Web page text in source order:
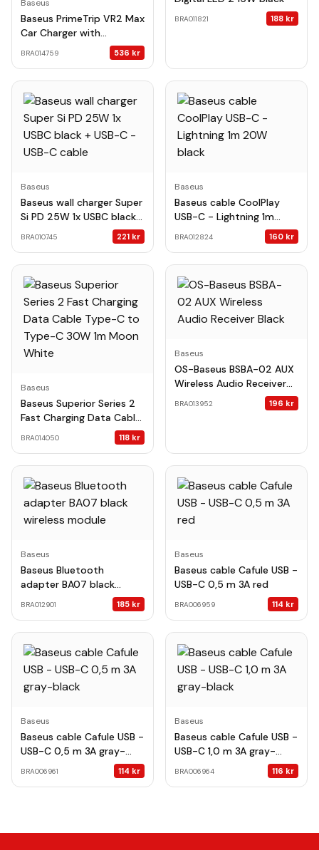
Baseus
Baseus PrimeTrip VR2 Max
Car Charger with
Retractable Cable 3C+U
100W Cosmic Black
BRA014759 536 kr
BRA011821 188 kr
Baseus
Baseus wall charger Super
Si PD 25W 1x USBC black +
USB-C - USB-C cable
BRA010745 221 kr
Baseus
Baseus cable CoolPlay
USB-C - Lightning 1m
BRA012824 160 kr
Baseus
Baseus Superior Series 2
Fast Charging Data Cable
Type-C to Type-C 30W
BRA014050 118 kr
Baseus
OS-Baseus BSBA-02 AUX
Wireless Audio Receiver
BRA013952 196 kr
Baseus
Baseus Bluetooth
adapter BA07 black
BRA012901 185 kr
Baseus
Baseus cable Cafule USB -
USB-C 0,5 m 3A red
BRA006959 114 kr
Baseus
Baseus cable Cafule USB -
USB-C 0,5 m 3A gray-
BRA006961 114 kr
Baseus
Baseus cable Cafule USB -
USB-C 1,0 m 3A gray-
BRA006964 116 kr